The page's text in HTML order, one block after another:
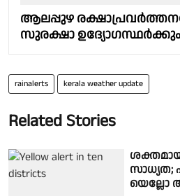
ആലപ്പുഴ
സുരക്ഷാ
rainalerts kerala weather update
Related Stories
സാധ്യത;
യെല്ലോ